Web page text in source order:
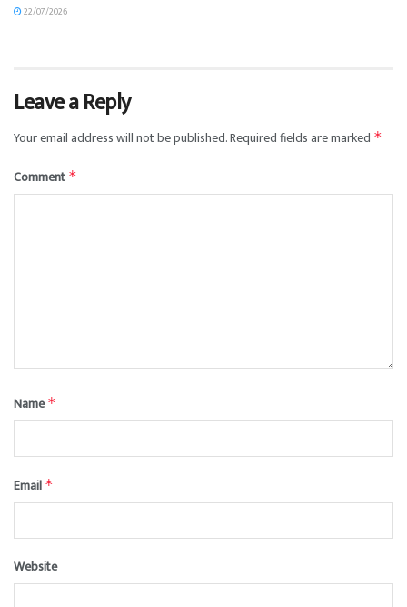
22/07/2026
Leave a Reply
Your email address will not be published.Required fields are marked *
Comment *
Name*
Email *
Website